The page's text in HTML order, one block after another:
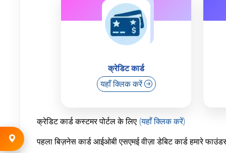
क्रेडिट कार्ड
यहाँ क्लिक करें
क्रेडिट कार्ड कस्टमर पोर्टल के लिए (यहाँ क्लिक करें)
पहला बिज़नेस कार्ड आईओबी एसएमई वीज़ा डेबिट कार्ड हमारे